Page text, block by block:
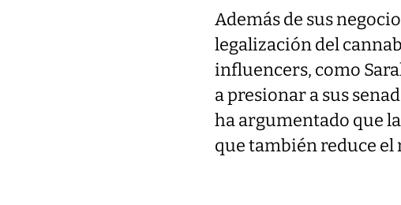
Además de sus
legalización del
influencers, como
a presionar a sus
ha argumentado que
que también reduce